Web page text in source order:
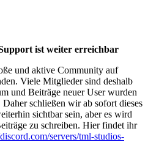
ist weiter erreichbar
und aktive Community auf
Viele Mitglieder sind deshalb
und Beiträge neuer User wurden
schließen wir ab sofort dieses
sichtbar sein, aber es wird
zu schreiben. Hier findet ihr
servers/tml-studios-